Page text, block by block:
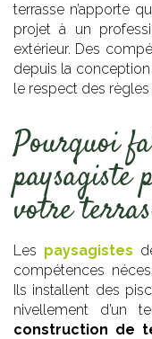
terrasse n’apporte
projet à un
extérieur. Des
depuis la conception
le respect des règles
Pourquoi
paysagiste
votre
Les paysagistes
compétences
Ils installent des
nivellement d’un
construction de